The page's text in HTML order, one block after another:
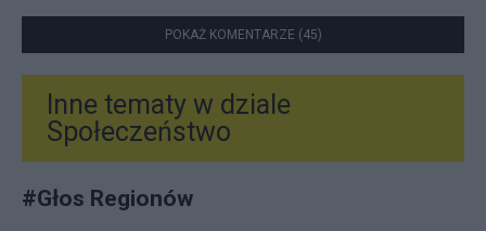
POKAŻ KOMENTARZE (45)
Inne tematy w dziale
Społeczeństwo
#Głos Regionów